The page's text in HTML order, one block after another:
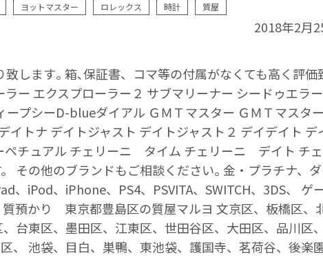
ヨットマスター ロレックス 時計 質屋
2018年2月
します｡ 箱､保証書、コマ等の付属がなくても高く評価
ー エクスプローラー２ サブマリーナー シードゥエラ
プシーD-blueダイアル ＧＭＴマスター ＧＭＴマスタ
トナ デイトジャスト デイトジャスト２ デイデイト デ
ペチュアル チェリーニ タイム チェリーニ デイト チ
その他のブランドもご相談ください｡ 金・プラチナ、ダ
、iPod、iPhone、PS4、PSVITA、SWITCH、3DS、 ゲ
預かり 東京都豊島区の質屋マルヨ 文京区、板橋区、
台東区、墨田区、江東区、世田谷区、大田区、品川区、
、 池袋、目白、巣鴨、東池袋、護国寺、茗荷谷、後楽